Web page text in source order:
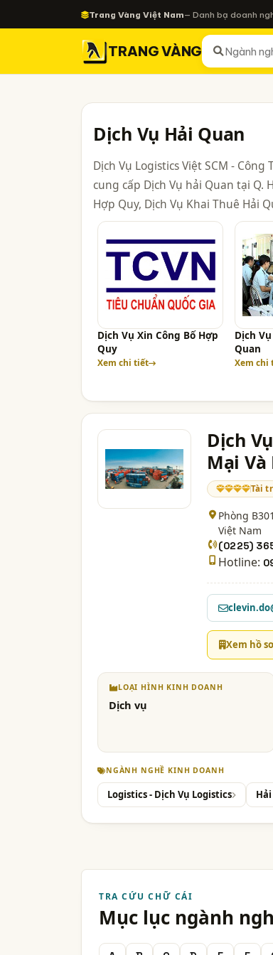
Trang Vàng Việt Nam— Danh bạ doanh
TRANG VÀNG
Dịch Vụ Hải Quan
Dịch Vụ Logistics Việt SCM -
cung cấp Dịch Vụ hải Quan tại Q.
Hợp Quy, Dịch Vụ Khai Thuê Hải
Dịch Vụ Xin Công Bố Hợp
Quy
Xem chi tiết
Dịch
Quan
Xem chi
Dịch
Mại Và
Tài
Phòng
Việt Nam
(0225)
Hotline:
Xem hồ
LOẠI HÌNH KINH DOANH
Dịch vụ
NGÀNH NGHỀ KINH DOANH
Logistics - Dịch Vụ Logistics
TRA CỨU CHỮ CÁI
Mục lục ngành